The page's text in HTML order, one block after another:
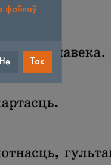
файлаў
Не Так